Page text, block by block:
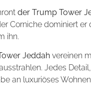
der Trump Tower
Corniche dominiert
ihn.
Jeddah vereinen
Jedes
an luxuriöses